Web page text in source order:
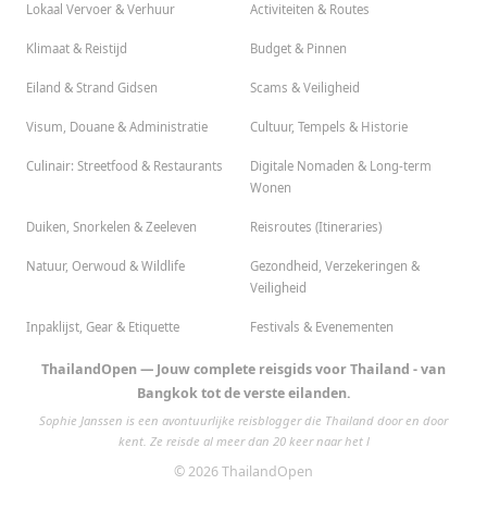
Lokaal Vervoer & Verhuur Activiteiten & Routes
Klimaat & Reistijd Budget & Pinnen
Eiland & Strand Gidsen Scams & Veiligheid
Visum, Douane & Administratie Cultuur, Tempels & Historie
Culinair: Streetfood & Restaurants
Digitale Nomaden & Long-term
Wonen
Duiken, Snorkelen & Zeeleven Reisroutes (Itineraries)
Natuur, Oerwoud & Wildlife
Gezondheid, Verzekeringen &
Veiligheid
Inpaklijst, Gear & Etiquette Festivals & Evenementen
ThailandOpen — Jouw complete reisgids voor Thailand - van
Bangkok tot de verste eilanden.
Sophie Janssen is een avontuurlijke reisblogger die Thailand door en door
kent. Ze reisde al meer dan 20 keer naar het l
© 2026 ThailandOpen